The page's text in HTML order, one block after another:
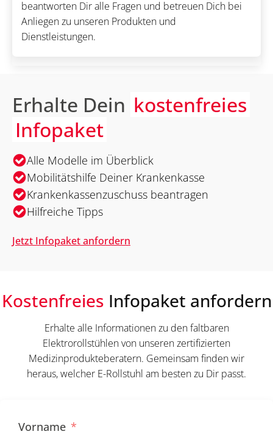
beantworten Dir alle Fragen und betreuen Dich bei
Anliegen zu unseren Produkten und
Dienstleistungen.
Erhalte Dein kostenfreies
Infopaket
Alle Modelle im Überblick
Mobilitätshilfe Deiner Krankenkasse
Krankenkassenzuschuss beantragen
Hilfreiche Tipps
Jetzt Infopaket anfordern
Kostenfreies Infopaket anfordern
Erhalte alle Informationen zu den faltbaren
Elektrorollstühlen von unseren zertifizierten
Medizinprodukteberatern. Gemeinsam finden wir
heraus, welcher E-Rollstuhl am besten zu Dir passt.
Vorname